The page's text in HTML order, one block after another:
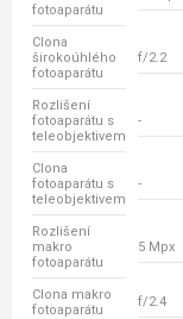
fotoaparátu
Clona
širokoúhlého
fotoaparátu
f/2.2
Rozlišení
fotoaparátu s
teleobjektivem
-
Clona
fotoaparátu s
teleobjektivem
-
Rozlišení
makro
fotoaparátu
5 Mpx
Clona makro
fotoaparátu
f/2.4